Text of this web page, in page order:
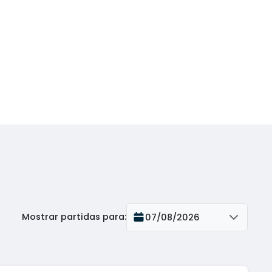
Mostrar partidas para: 07/08/2026